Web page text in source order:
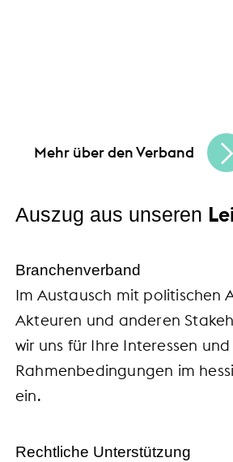
Mehr über den Verband
Auszug aus unseren
Branchenverband
Im Austausch mit politischen
Akteuren und anderen
wir uns für Ihre Interessen
Rahmenbedingungen im
ein.
Rechtliche Unterstützung